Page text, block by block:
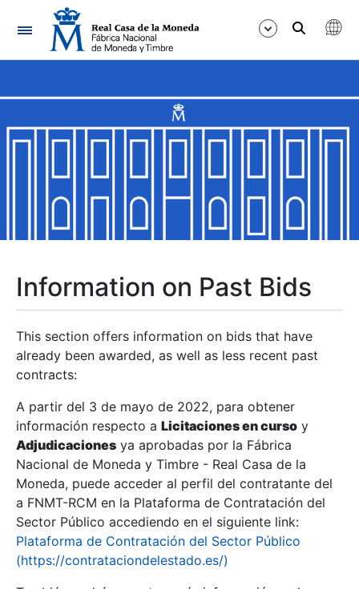
Navigation
Show/Hide
Show/Hide
Show/Hide
Show/Hide
Show/Hide
Information on Past Bids
This section offers information on bids that have
already been awarded, as well as less recent past
contracts:
A partir del 3 de mayo de 2022, para obtener
información respecto a Licitaciones en curso y
Adjudicaciones ya aprobadas por la Fábrica
Nacional de Moneda y Timbre - Real Casa de la
Moneda, puede acceder al perfil del contratante del
a FNMT-RCM en la Plataforma de Contratación del
Sector Público accediendo en el siguiente link:
Plataforma de Contratación del Sector Público
(https://contrataciondelestado.es/)